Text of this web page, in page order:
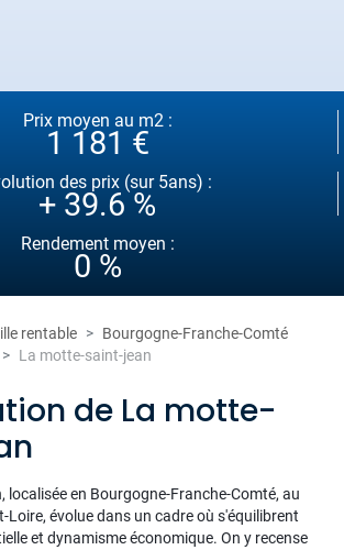
Prix moyen au m2 :
1 181 €
des prix (sur 5ans) :
+ 39.6 %
Rendement moyen :
0 %
rentable
Bourgogne-Franche-Comté
La motte-saint-jean
de La motte-
localisée en Bourgogne-Franche-Comté, au
Loire, évolue dans un cadre où s'équilibrent
et dynamisme économique. On y recense